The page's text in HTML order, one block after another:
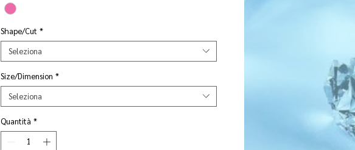
Shape/Cut *
Seleziona
Size/Dimension *
Seleziona
Quantità *